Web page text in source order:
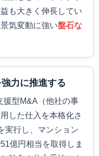
も大きく伸長してい
気変動に強い盤石な
力に推進する
援型M&A（他社の事
した仕入を本格化さ
実行し、マンション
億円相当を取得しま